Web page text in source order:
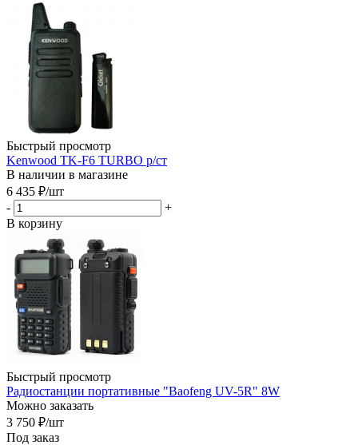
Быстрый просмотр
Kenwood TK-F6 TURBO р/ст
В наличии в магазине
6 435 ₽/шт
-
+
В корзину
Быстрый просмотр
Радиостанции портативные "Baofeng UV-5R" 8W
Можно заказать
3 750 ₽/шт
Под заказ